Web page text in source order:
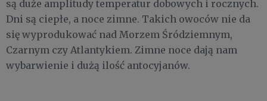
są duże amplitudy temperatur dobowych i rocznych.
Dni są ciepłe, a noce zimne. Takich owoców nie da
się wyprodukować nad Morzem Śródziemnym,
Czarnym czy Atlantykiem. Zimne noce dają nam
wybarwienie i dużą ilość antocyjanów.